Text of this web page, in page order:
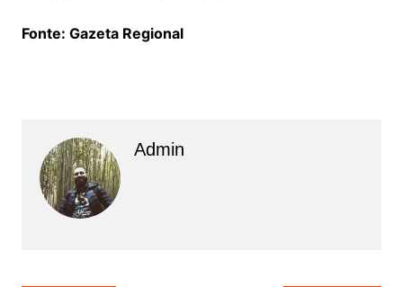
Fonte: Gazeta Regional
Admin